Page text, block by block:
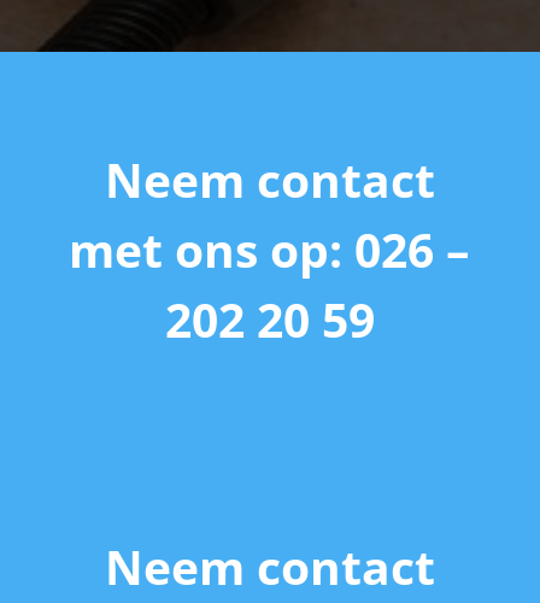
Neem contact
met ons op: 026 –
202 20 59
Neem contact